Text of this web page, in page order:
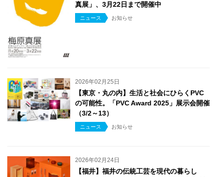
真展」、3月22日まで開催中
ニュース お知らせ
2026年02月25日
【東京・丸の内】生活と社会にひらくPVC
の可能性。「PVC Award 2025」展示会開催
（3/2～13）
ニュース お知らせ
2026年02月24日
【福井】福井の伝統工芸を現代の暮らし